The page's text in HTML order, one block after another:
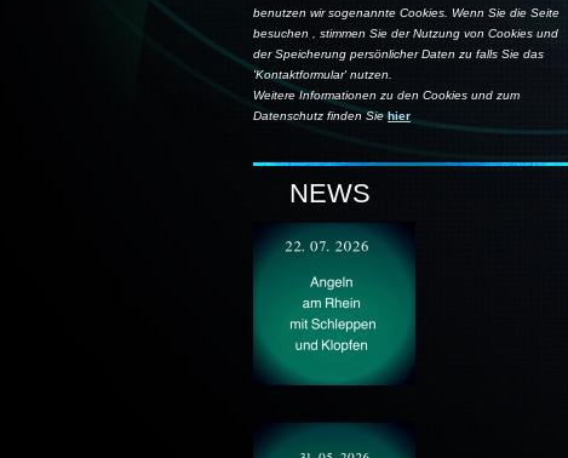
benutzen wir sogenannte Cookies. Wenn Sie die Seite
besuchen , stimmen Sie der Nutzung von Cookies und
der Speicherung persönlicher Daten zu falls Sie das
'Kontaktformular' nutzen.
Weitere Informationen zu den Cookies und zum
Datenschutz finden Sie hier
NEWS